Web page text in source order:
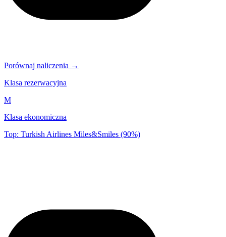
Porównaj naliczenia →
Klasa rezerwacyjna
M
Klasa ekonomiczna
Top: Turkish Airlines Miles&Smiles (90%)